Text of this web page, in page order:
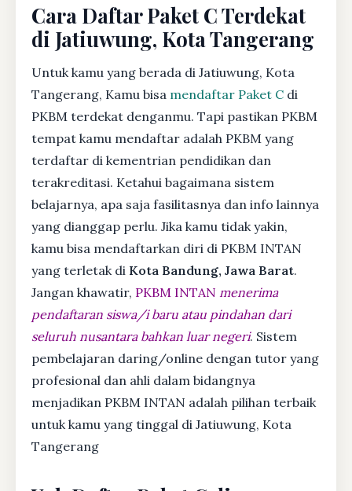
Cara Daftar Paket C Terdekat
di Jatiuwung, Kota Tangerang
Untuk kamu yang berada di Jatiuwung, Kota
Tangerang, Kamu bisa mendaftar Paket C di
PKBM terdekat denganmu. Tapi pastikan PKBM
tempat kamu mendaftar adalah PKBM yang
terdaftar di kementrian pendidikan dan
terakreditasi. Ketahui bagaimana sistem
belajarnya, apa saja fasilitasnya dan info lainnya
yang dianggap perlu. Jika kamu tidak yakin,
kamu bisa mendaftarkan diri di PKBM INTAN
yang terletak di Kota Bandung, Jawa Barat.
Jangan khawatir, PKBM INTAN menerima
pendaftaran siswa/i baru atau pindahan dari
seluruh nusantara bahkan luar negeri. Sistem
pembelajaran daring/online dengan tutor yang
profesional dan ahli dalam bidangnya
menjadikan PKBM INTAN adalah pilihan terbaik
untuk kamu yang tinggal di Jatiuwung, Kota
Tangerang